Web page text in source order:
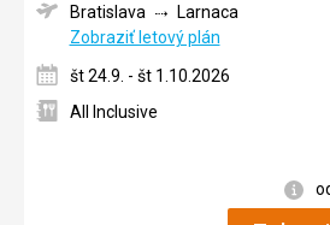
Bratislava
Larnaca
Zobraziť letový plán
št 24.9. - št 1.10.2026
All Inclusive